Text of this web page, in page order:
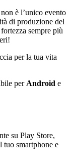
è l’unico evento
di produzione del
sempre più
per la tua vita
per Android e
su Play Store,
smartphone e